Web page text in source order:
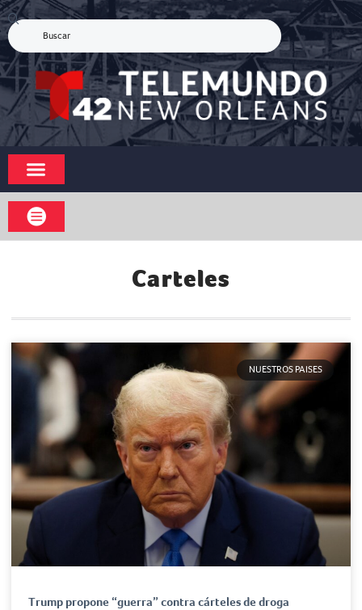
Carteles
NUESTROS PAISES
Trump propone “guerra” contra cárteles de droga